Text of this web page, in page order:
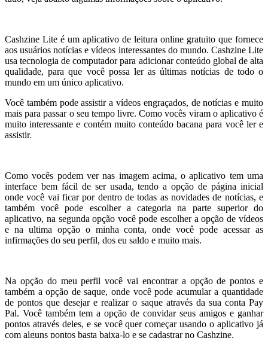
Cashzine Lite é um aplicativo de leitura online gratuito que fornece
aos usuários notícias e vídeos interessantes do mundo. Cashzine Lite
usa tecnologia de computador para adicionar conteúdo global de alta
qualidade, para que você possa ler as últimas notícias de todo o
mundo em um único aplicativo.
Você também pode assistir a vídeos engraçados, de notícias e muito
mais para passar o seu tempo livre. Como vocês viram o aplicativo é
muito interessante e contém muito conteúdo bacana para você ler e
assistir.
Como vocês podem ver nas imagem acima, o aplicativo tem uma
interface bem fácil de ser usada, tendo a opção de página inicial
onde você vai ficar por dentro de todas as novidades de notícias, e
também você pode escolher a categoria na parte superior do
aplicativo, na segunda opção você pode escolher a opção de vídeos
e na ultima opção o minha conta, onde você pode acessar as
infirmações do seu perfil, dos eu saldo e muito mais.
Na opção do meu perfil você vai encontrar a opção de pontos e
também a opção de saque, onde você pode acumular a quantidade
de pontos que desejar e realizar o saque através da sua conta Pay
Pal. Você também tem a opção de convidar seus amigos e ganhar
pontos através deles, e se você quer começar usando o aplicativo já
com alguns pontos basta baixa-lo e se cadastrar no Cashzine.